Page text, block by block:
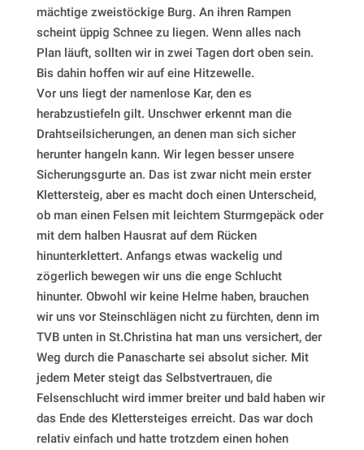
mächtige zweistöckige Burg. An ihren Rampen
scheint üppig Schnee zu liegen. Wenn alles nach
Plan läuft, sollten wir in zwei Tagen dort oben sein.
Bis dahin hoffen wir auf eine Hitzewelle.
Vor uns liegt der namenlose Kar, den es
herabzustiefeln gilt. Unschwer erkennt man die
Drahtseilsicherungen, an denen man sich sicher
herunter hangeln kann. Wir legen besser unsere
Sicherungsgurte an. Das ist zwar nicht mein erster
Klettersteig, aber es macht doch einen Unterscheid,
ob man einen Felsen mit leichtem Sturmgepäck oder
mit dem halben Hausrat auf dem Rücken
hinunterklettert. Anfangs etwas wackelig und
zögerlich bewegen wir uns die enge Schlucht
hinunter. Obwohl wir keine Helme haben, brauchen
wir uns vor Steinschlägen nicht zu fürchten, denn im
TVB unten in St.Christina hat man uns versichert, der
Weg durch die Panascharte sei absolut sicher. Mit
jedem Meter steigt das Selbstvertrauen, die
Felsenschlucht wird immer breiter und bald haben wir
das Ende des Klettersteiges erreicht. Das war doch
relativ einfach und hatte trotzdem einen hohen